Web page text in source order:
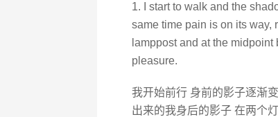
1. I start to walk and the
same time pain is on its way,
lamppost and at the
pleasure.
我开始前行 身前的影子逐渐
出来的我身后的影子 在两个